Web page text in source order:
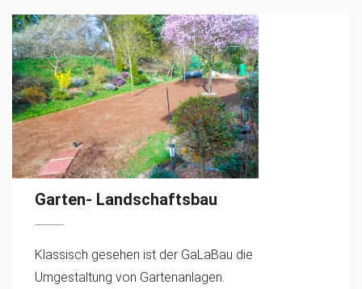
Garten- Landschaftsbau
Klassisch gesehen ist der GaLaBau die
Umgestaltung von Gartenanlagen.